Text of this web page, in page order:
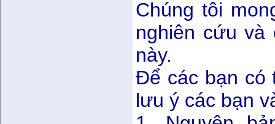
Chúng tôi
nghiên cứu và
này.
Để các bạn có
lưu ý các bạn